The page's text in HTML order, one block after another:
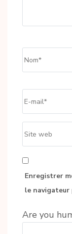
web
Enregistrer
le navigateur
Are you